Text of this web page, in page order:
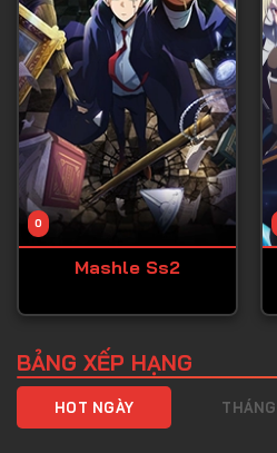
Tập 42
Tập 43
Tập 44
Tập 45
Tập 46
Tập 47
Tập 49
0
Mashle Ss2
BẢNG XẾP HẠNG
HOT NGÀY THÁNG